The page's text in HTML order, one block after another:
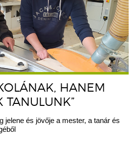
HANEM
TANULUNK”
jelene és jövője a mester, a tanár és